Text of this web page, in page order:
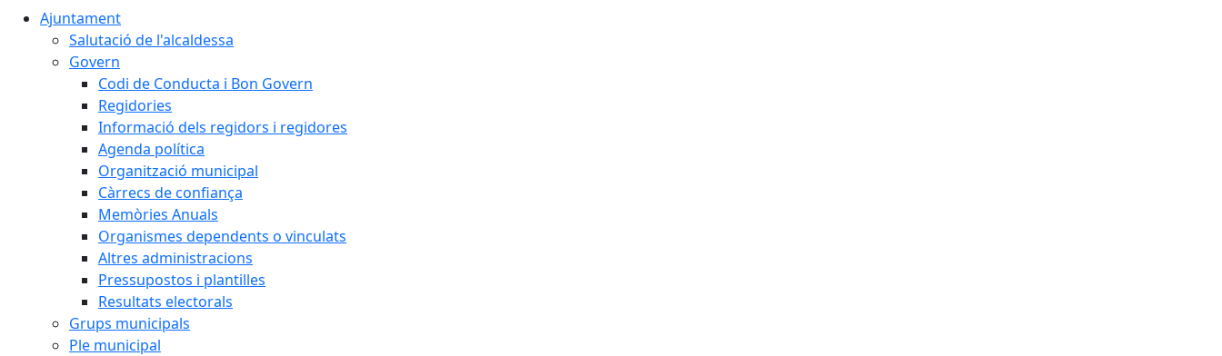
Ajuntament
Salutació de l'alcaldessa
Govern
Codi de Conducta i Bon Govern
Regidories
Informació dels regidors i regidores
Agenda política
Organització municipal
Càrrecs de confiança
Memòries Anuals
Organismes dependents o vinculats
Altres administracions
Pressupostos i plantilles
Resultats electorals
Grups municipals
Ple municipal